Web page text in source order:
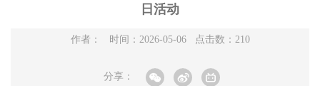
日活动
作者： 时间：2026-05-06 点击数： 210
分享：